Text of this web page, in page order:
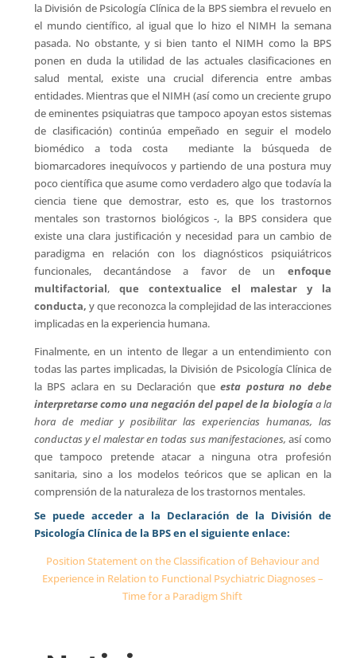
la División de Psicología Clínica de la BPS siembra el revuelo en
el mundo científico, al igual que lo hizo el NIMH la semana
pasada. No obstante, y si bien tanto el NIMH como la BPS
ponen en duda la utilidad de las actuales clasificaciones en
salud mental, existe una crucial diferencia entre ambas
entidades. Mientras que el NIMH (así como un creciente grupo
de eminentes psiquiatras que tampoco apoyan estos sistemas
de clasificación) continúa empeñado en seguir el modelo
biomédico a toda costa  mediante la búsqueda de
biomarcadores inequívocos y partiendo de una postura muy
poco científica que asume como verdadero algo que todavía la
ciencia tiene que demostrar, esto es, que los trastornos
mentales son trastornos biológicos -, la BPS considera que
existe una clara justificación y necesidad para un cambio de
paradigma en relación con los diagnósticos psiquiátricos
funcionales, decantándose a favor de un enfoque
multifactorial, que contextualice el malestar y la
conducta, y que reconozca la complejidad de las interacciones
implicadas en la experiencia humana.
Finalmente, en un intento de llegar a un entendimiento con
todas las partes implicadas, la División de Psicología Clínica de
la BPS aclara en su Declaración queesta postura no debe
interpretarse como una negación del papel de la biologíaa la
hora de mediar y posibilitar las experiencias humanas, las
conductas y el malestar en todas sus manifestaciones, así como
que tampoco pretende atacar a ninguna otra profesión
sanitaria, sino a los modelos teóricos que se aplican en la
comprensión de la naturaleza de los trastornos mentales.
Se puede acceder a la Declaración de la División de
Psicología Clínica de la BPS en el siguiente enlace:
Position Statement on the Classification of Behaviour and
Experience in Relation to Functional Psychiatric Diagnoses –
Time for a Paradigm Shift